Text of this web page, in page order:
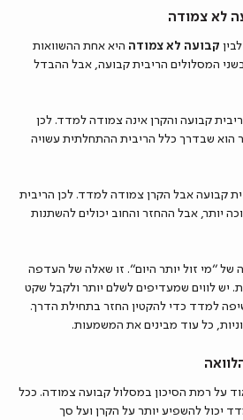
לא צמודה
לבין קבועה לא צמודה היא אחת ההשוואות
המסלולים הריבית קבועה, אבל ההבדל
קבועה והקרן אינה צמודה למדד. לכן
הוא שבדרך כלל הריבית ההתחלתית עשויה
קבועה אבל הקרן צמודה למדד. לכן הריבית
יותר, אבל ההחזר והחוב יכולים להשתנות
של “מי זול יותר היום”. זו שאלה של העדפה
יש לווים שמעדיפים לשלם יותר ולקבל שקט
למדד כדי להקטין החזר בתחילת הדרך.
כל עוד מבינים את המשמעות.
על רמת הסיכון במסלול קבועה צמודה. ככל
יכול להשפיע יותר על הקרן ועל סך